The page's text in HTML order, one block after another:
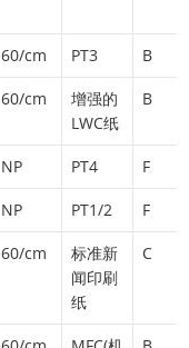
60/cm PT3 B
60/cm
增强的
LWC纸
B
NP PT4 F
NP PT1/2 F
60/cm
标准新
闻印刷
纸
C